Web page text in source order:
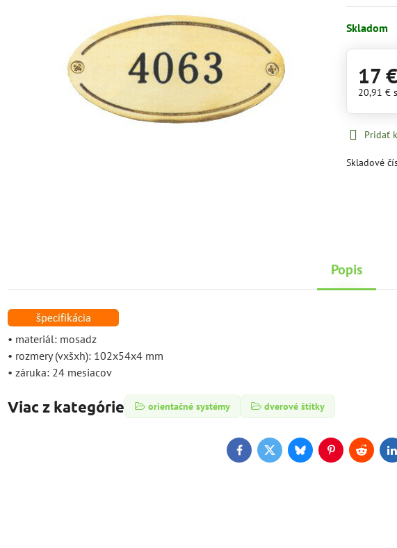
Skladom
17 €
20,91 €
Pridať
Skladové
Popis
• materiál: mosadz
• rozmery (vxšxh): 102x54x4 mm
• záruka: 24 mesiacov
Viac z kategórie orientačné systémy dverové štítky
FacebookTwitterBlueskyPinterestReddit